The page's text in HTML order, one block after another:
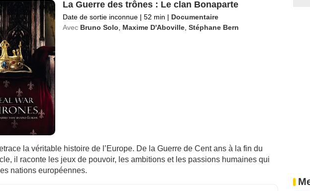
La Guerre des trônes : Le clan Bonaparte
Date de sortie inconnue | 52 min | Documentaire
Avec Bruno Solo Maxime D'Aboville, Stéphane Bern
la véritable histoire de l’Europe. De la Guerre de Cent ans à la fin du
il raconte les jeux de pouvoir, les ambitions et les passions humaines qui
nations européennes.